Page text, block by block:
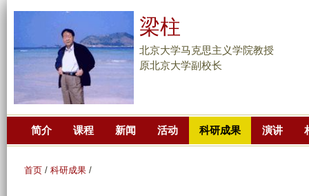
主
梁柱
北京大学马克思主义学院教授
原北京大学副校长
简介 课程 新闻 活动 科研成果 演讲
首页 / 科研成果 /